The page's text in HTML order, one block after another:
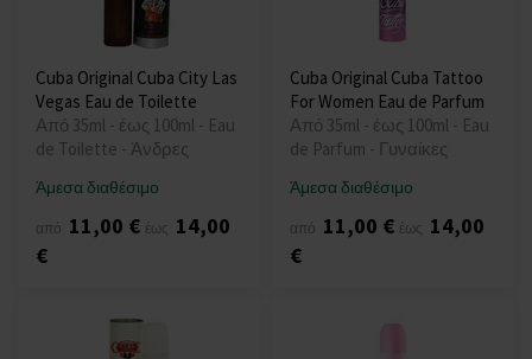
Cuba Original Cuba City Las
Vegas Eau de Toilette
Από 35ml - έως 100ml - Eau
de Toilette - Άνδρες
Άμεσα διαθέσιμο
από 11,00 € έως 14,00
€
Cuba Original Cuba Tattoo
For Women Eau de Parfum
Από 35ml - έως 100ml - Eau
de Parfum - Γυναίκες
Άμεσα διαθέσιμο
από 11,00 € έως 14,00
€